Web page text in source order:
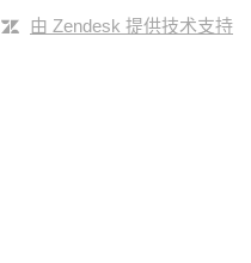
由 Zendesk 提供技术支持